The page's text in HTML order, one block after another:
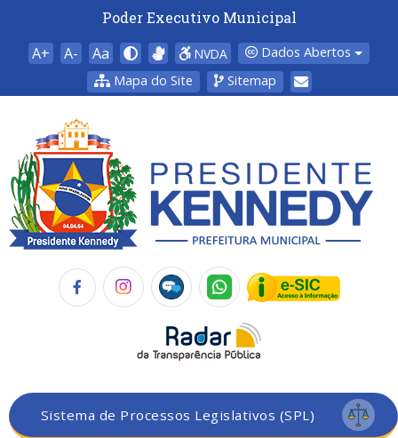
Poder Executivo Municipal
A+ A- Aa NVDA
Dados Abertos
Mapa do Site
Sitemap
Sistema de Processos Legislativos (SPL)